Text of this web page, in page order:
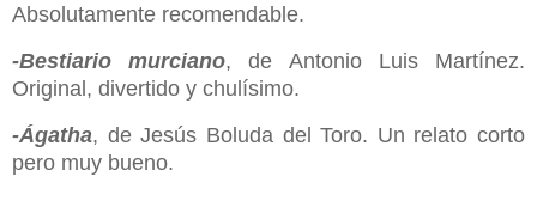
Absolutamente recomendable.
-Bestiario murciano, de Antonio Luis Martínez.
Original, divertido y chulísimo.
-Ágatha, de Jesús Boluda del Toro. Un relato corto
pero muy bueno.